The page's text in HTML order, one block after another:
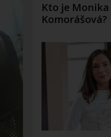
Kto je Monika
Komorášová?